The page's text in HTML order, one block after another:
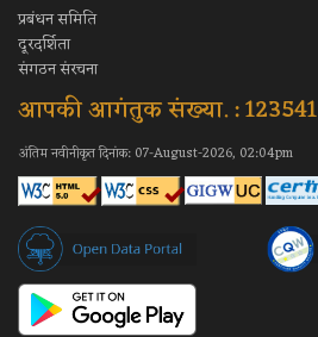
प्रबंधन समिति
दूरदर्शिता
संगठन संरचना
आपकी आगंतुक संख्या. : 123541
अंतिम नवीनीकृत दिनांक: 07-August-2026, 02:04pm